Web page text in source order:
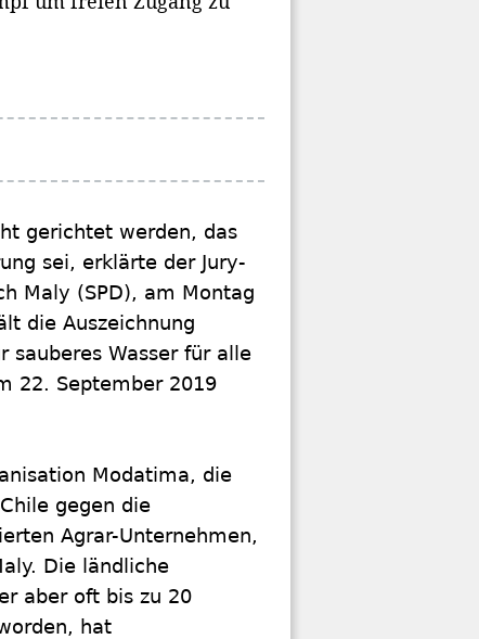
gerichtet werden, das
sei, erklärte der Jury-
Maly (SPD), am Montag
die Auszeichnung
Wasser für alle
22. September 2019
Modatima, die
gegen die
Agrar-Unternehmen,
Die ländliche
aber oft bis zu 20
hat